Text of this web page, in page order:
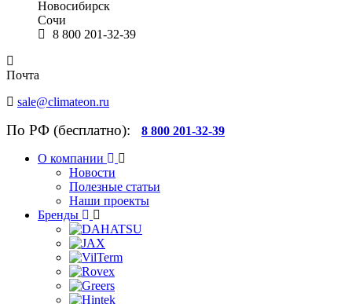
Новосибирск
Сочи
8 800 201-32-39
Почта
sale@climateon.ru
По РФ (бесплатно): 8 800 201-32-39
О компании
Новости
Полезные статьи
Наши проекты
Бренды